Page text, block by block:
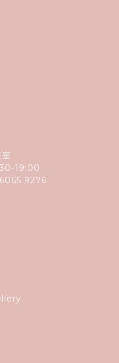
19:00
6065 9276